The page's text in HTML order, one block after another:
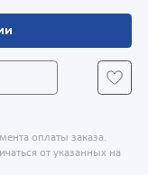
оплаты заказа.
от указанных на